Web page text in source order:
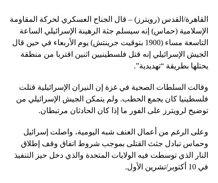
القاهرة/القدس (رويترز) – قال الجناح العسكري لحركة المقاومة
الإسلامية (حماس) إنه سيسلم جثة الرهينة الإسرائيلي الساعة
التاسعة مساء (1900 بتوقيت جرينتش) يوم الأربعاء في حين قال
الجيش الإسرائيلي إنه قتل فلسطينيين اثنين اقتربا من منطقة
يحتلها بطريقة “تهديدية”.
وقالت السلطات الصحية في غزة إن النيران الإسرائيلية قتلت
فلسطينيا كان يجمع الحطب. ولم يتمكن الجيش الإسرائيلي من
توضيح لرويترز على الفور ما إذا كان الحادثان مرتبطان.
وعلى الرغم من أعمال العنف شبه اليومية، واصلت إسرائيل
وحماس تبادل جثث القتلى بموجب شروط اتفاق وقف إطلاق
النار الذي توسطت فيه الولايات المتحدة والذي دخل حيز التنفيذ
في 10 أكتوبر/تشرين الأول.